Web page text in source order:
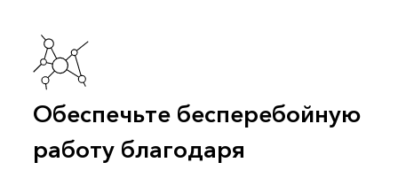
Обеспечьте бесперебойную
работу благодаря